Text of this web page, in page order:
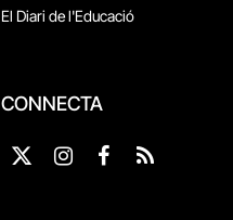
El Diari de l'Educació
CONNECTA
X
Instagram
Facebook
RSS